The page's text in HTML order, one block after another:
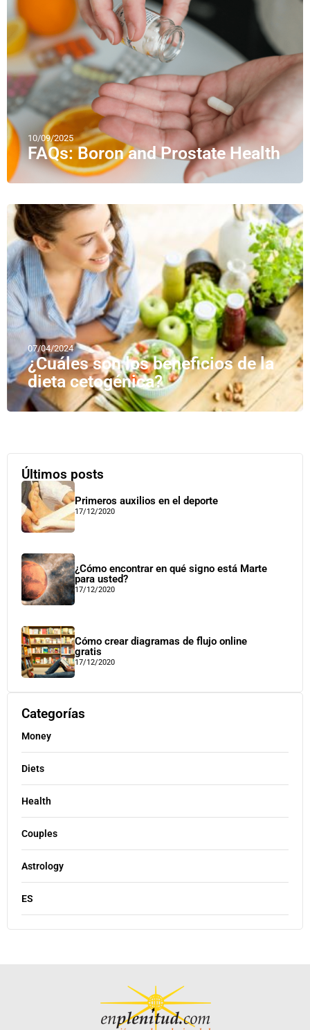
10/09/2025
FAQs: Boron and Prostate Health
07/04/2024
¿Cuáles son los beneficios de la
dieta cetogénica?
Últimos posts
Primeros auxilios en el deporte
17/12/2020
¿Cómo encontrar en qué signo está Marte
para usted?
17/12/2020
Cómo crear diagramas de flujo online
gratis
17/12/2020
Categorías
Money
Diets
Health
Couples
Astrology
ES